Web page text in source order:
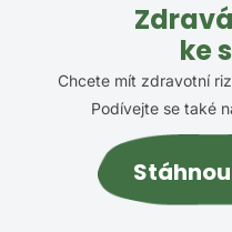
ke
Chcete mít zdravotní
Podívejte se také